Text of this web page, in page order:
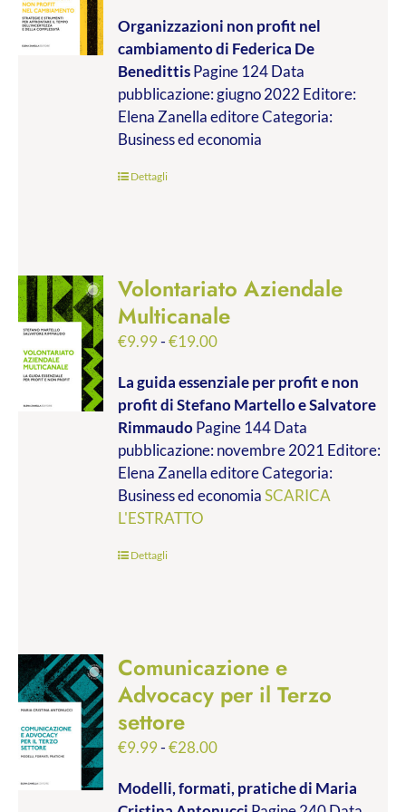
prezzo:
da
€9.99
a
€17.00
Organizzazioni non profit nel
cambiamentodi Federica De
BenedittisPagine 124 Data
pubblicazione: giugno 2022 Editore:
Elena Zanella editore Categoria:
Business ed economia
Dettagli
Volontariato Aziendale
Multicanale
€9.99-€19.00Fascia
prezzo:
da
€9.99
a
€19.00
La guida essenziale per profit e non
profitdi Stefano Martello e Salvatore
RimmaudoPagine 144 Data
pubblicazione: novembre 2021 Editore:
Elena Zanella editore Categoria:
Business ed economiaSCARICA
L'ESTRATTO
Dettagli
Comunicazione e
Advocacy per il Terzo
settore
€9.99-€28.00Fascia
prezzo:
Modelli, formati, pratichedi Maria